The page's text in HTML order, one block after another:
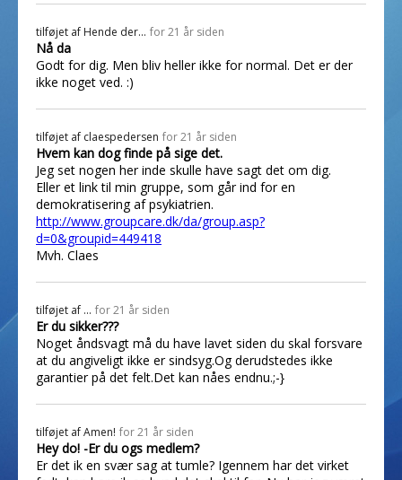
tilføjet af Hende der... for 21 år siden
Nå da
Godt for dig. Men bliv heller ikke for normal. Det er der
ikke noget ved. :)
tilføjet af claespedersen for 21 år siden
Hvem kan dog finde på sige det.
Jeg set nogen her inde skulle have sagt det om dig.
Eller et link til min gruppe, som går ind for en
demokratisering af psykiatrien.
http://www.groupcare.dk/da/group.asp?
d=0&groupid=449418
Mvh. Claes
tilføjet af ... for 21 år siden
Er du sikker???
Noget åndsvagt må du have lavet siden du skal forsvare
at du angiveligt ikke er sindsyg.Og derudstedes ikke
garantier på det felt.Det kan nåes endnu.;-}
tilføjet afAmen! for 21 år siden
Hey do! -Er du ogs medlem?
Er det ik en svær sag at tumle? Igennem har det virket